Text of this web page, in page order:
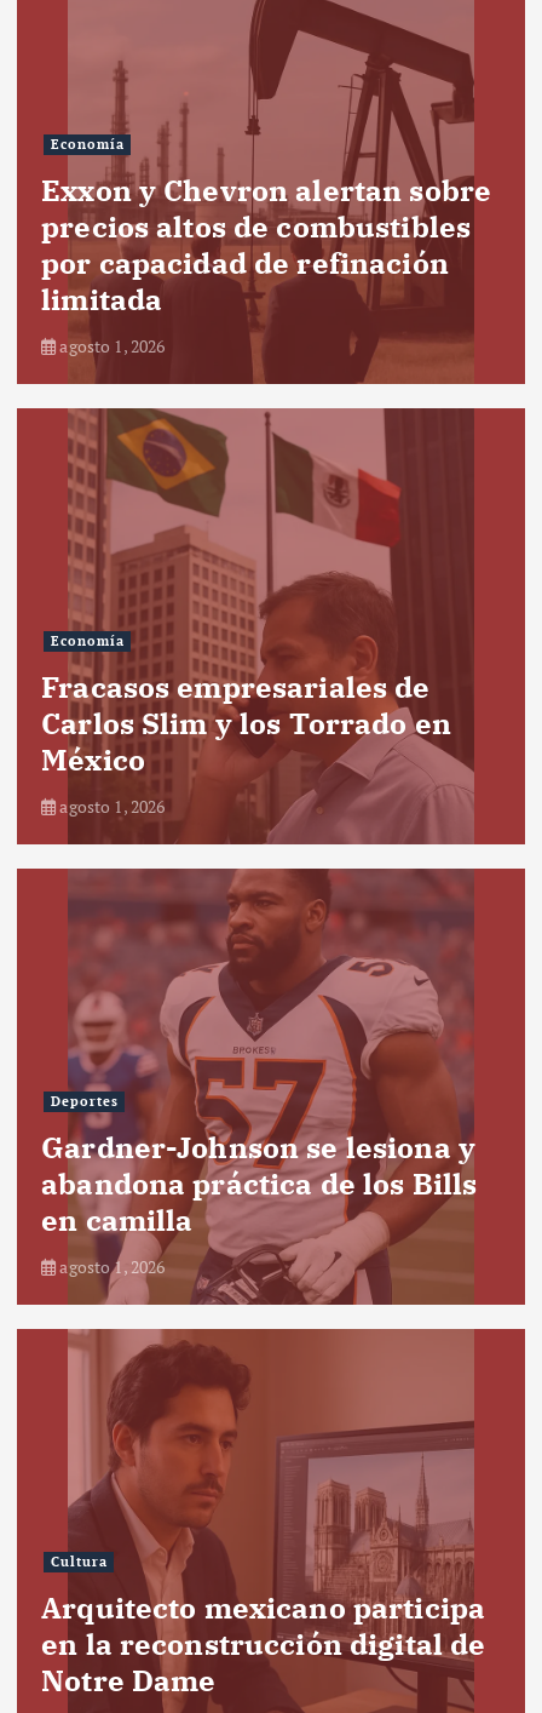
Economía
Exxon y Chevron alertan sobre
precios altos de combustibles
por capacidad de refinación
limitada
agosto 1, 2026
Economía
Fracasos empresariales de
Carlos Slim y los Torrado en
México
agosto 1, 2026
Deportes
Gardner-Johnson se lesiona y
abandona práctica de los Bills
en camilla
agosto 1, 2026
Cultura
Arquitecto mexicano participa
en la reconstrucción digital de
Notre Dame